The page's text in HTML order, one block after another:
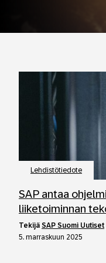
Lehdistötiedote
SAP antaa
liiketoiminnan
tekijä SAP Suomi Uutiset
5. marraskuun 2025